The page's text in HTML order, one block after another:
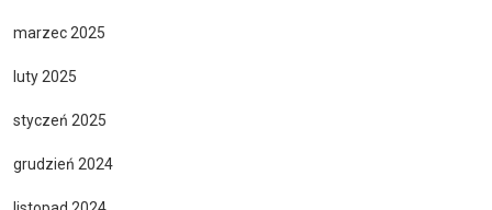
marzec 2025
luty 2025
styczeń 2025
grudzień 2024